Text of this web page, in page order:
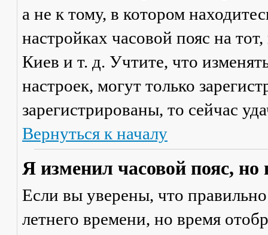
а не к тому, в котором
настройках часовой пояс на
Киев и т. д. Учтите, что
настроек, могут только
зарегистрированы, то сейчас
Вернуться к началу
Я изменил часовой пояс,
Если вы уверены, что
летнего времени, но время